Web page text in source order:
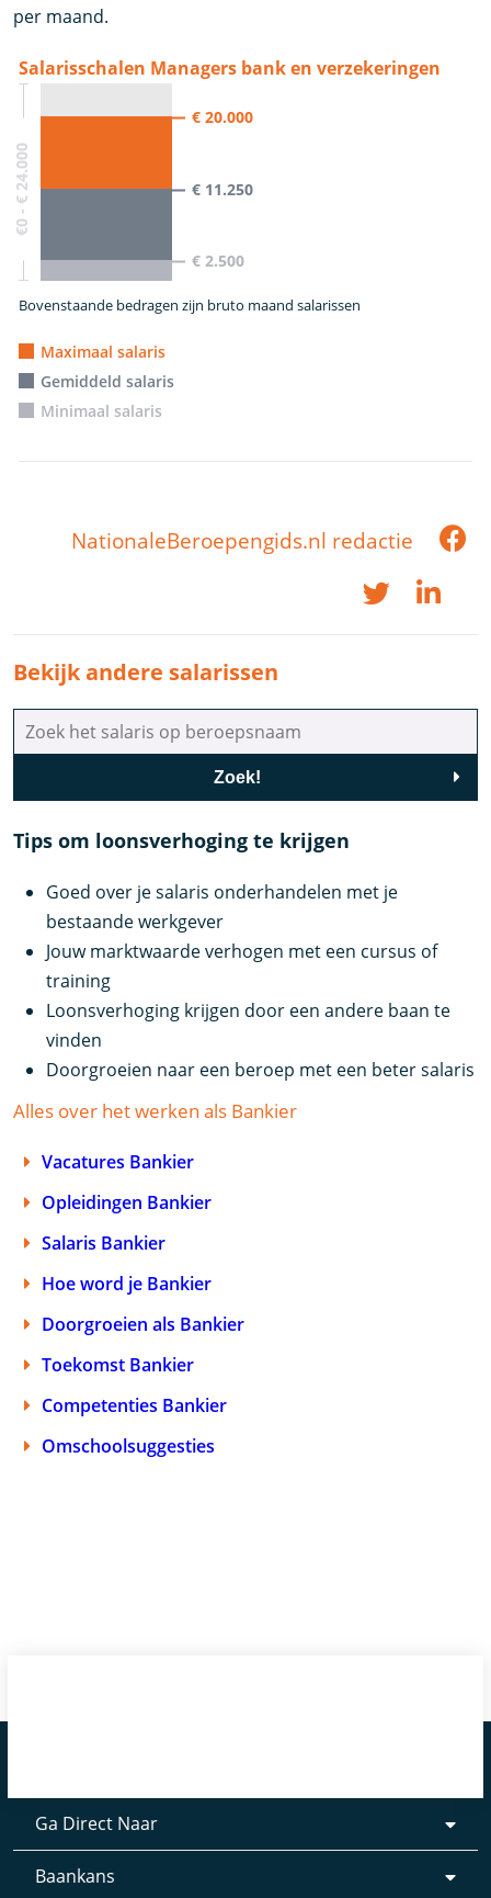
per maand.
Salarisschalen Managers bank en verzekeringen
€0 - € 24.000
€ 20.000
€ 11.250
€ 2.500
Bovenstaande bedragen zijn bruto maand salarissen
Maximaal salaris
Gemiddeld salaris
Minimaal salaris
NationaleBeroepengids.nl redactie
Bekijk andere salarissen
Zoek!
Tips om loonsverhoging te krijgen
Goed over je salaris onderhandelen met je
bestaande werkgever
Jouw marktwaarde verhogen met een cursus of
training
Loonsverhoging krijgen door een andere baan te
vinden
Doorgroeien naar een beroep met een beter salaris
Alles over het werken als Bankier
Vacatures Bankier
Opleidingen Bankier
Salaris Bankier
Hoe word je Bankier
Doorgroeien als Bankier
Toekomst Bankier
Competenties Bankier
Omschoolsuggesties
Ga Direct Naar
Baankans